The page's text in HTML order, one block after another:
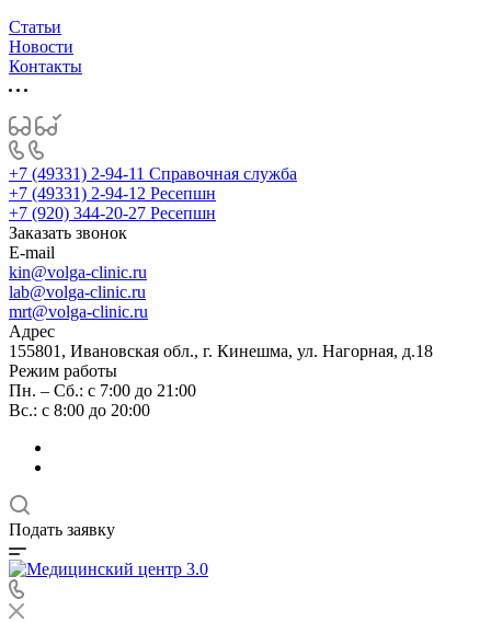
Статьи
Новости
Контакты
+7 (49331) 2-94-11 Справочная служба
+7 (49331) 2-94-12 Ресепшн
+7 (920) 344-20-27 Ресепшн
Заказать звонок
E-mail
kin@volga-clinic.ru
lab@volga-clinic.ru
mrt@volga-clinic.ru
Адрес
155801, Ивановская обл., г. Кинешма, ул. Нагорная, д.18
Режим работы
Пн. – Сб.: с 7:00 до 21:00
Вс.: с 8:00 до 20:00
Подать заявку